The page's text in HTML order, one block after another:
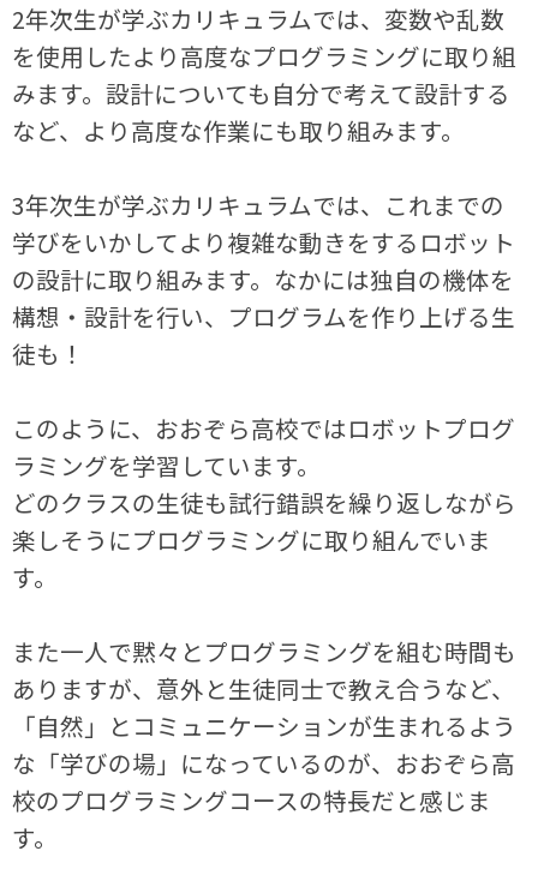
2年次生が学ぶカリキュラムでは、変数や乱数
を使用したより高度なプログラミングに取り組
みます。設計についても自分で考えて設計する
など、より高度な作業にも取り組みます。
3年次生が学ぶカリキュラムでは、これまでの
学びをいかしてより複雑な動きをするロボット
の設計に取り組みます。なかには独自の機体を
構想・設計を行い、プログラムを作り上げる生
徒も！
このように、おおぞら高校ではロボットプログ
ラミングを学習しています。
どのクラスの生徒も試行錯誤を繰り返しながら
楽しそうにプログラミングに取り組んでいま
す。
また一人で黙々とプログラミングを組む時間も
ありますが、意外と生徒同士で教え合うなど、
「自然」とコミュニケーションが生まれるよう
な「学びの場」になっているのが、おおぞら高
校のプログラミングコースの特長だと感じま
す。